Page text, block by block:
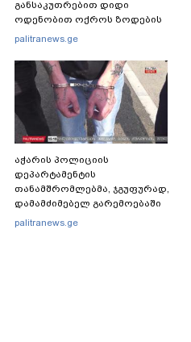
განსაკუთრებით დიდი
ოდენობით ოქროს ზოდების
უკანონოდ გადმოტანის ფაქტზე
palitranews.ge
აჭარის პოლიციის
დეპარტამენტის
თანამშრომლებმა, ჯგუფურად,
დამამძიმებელ გარემოებაში
ჩადენილი განზრახ
palitranews.ge